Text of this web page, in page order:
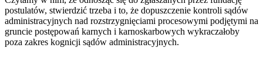
postulatów, stwierdzić trzeba i to, że dopuszczenie kontroli sądów
administracyjnych nad rozstrzygnięciami procesowymi podjętymi na
gruncie postępowań karnych i karnoskarbowych wykraczałoby
poza zakres kognicji sądów administracyjnych.